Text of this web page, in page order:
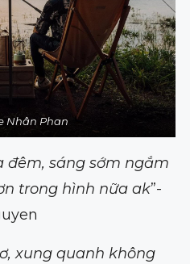
Nhân Phan
sáng sớm ngắm
trong hình nữa ak”-
xung quanh không